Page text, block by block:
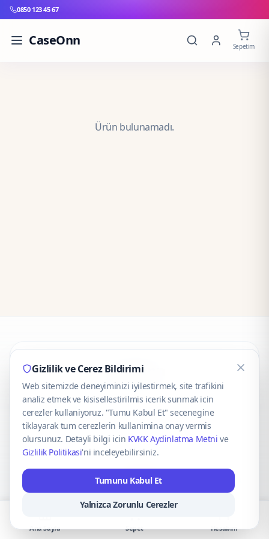
0850 123 45 67
CaseOnn Sepetim
Ürün bulunamadı.
CaseOnn
© 2025 CaseOnn. Tüm hakları saklıdır.
VISA Mastercard
Gizlilik ve Cerez Bildirimi
Web sitemizde deneyiminizi iyilestirmek, site trafikini
analiz etmek ve kisisellestirilmis icerik sunmak icin
cerezler kullaniyoruz. "Tumu Kabul Et" secenegine
tiklayarak tum cerezlerin kullanimina onay vermis
olursunuz. Detayli bilgi icin KVKK Aydinlatma Metni ve
Gizlilik Politikasi'ni inceleyebilirsiniz.
Tumunu Kabul Et
Yalnizca Zorunlu Cerezler
Ana Sayfa Sepet Hesabım